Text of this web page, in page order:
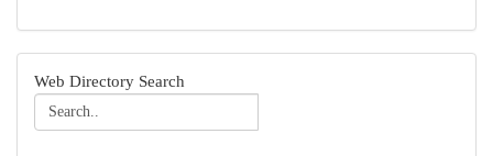
Web Directory Search